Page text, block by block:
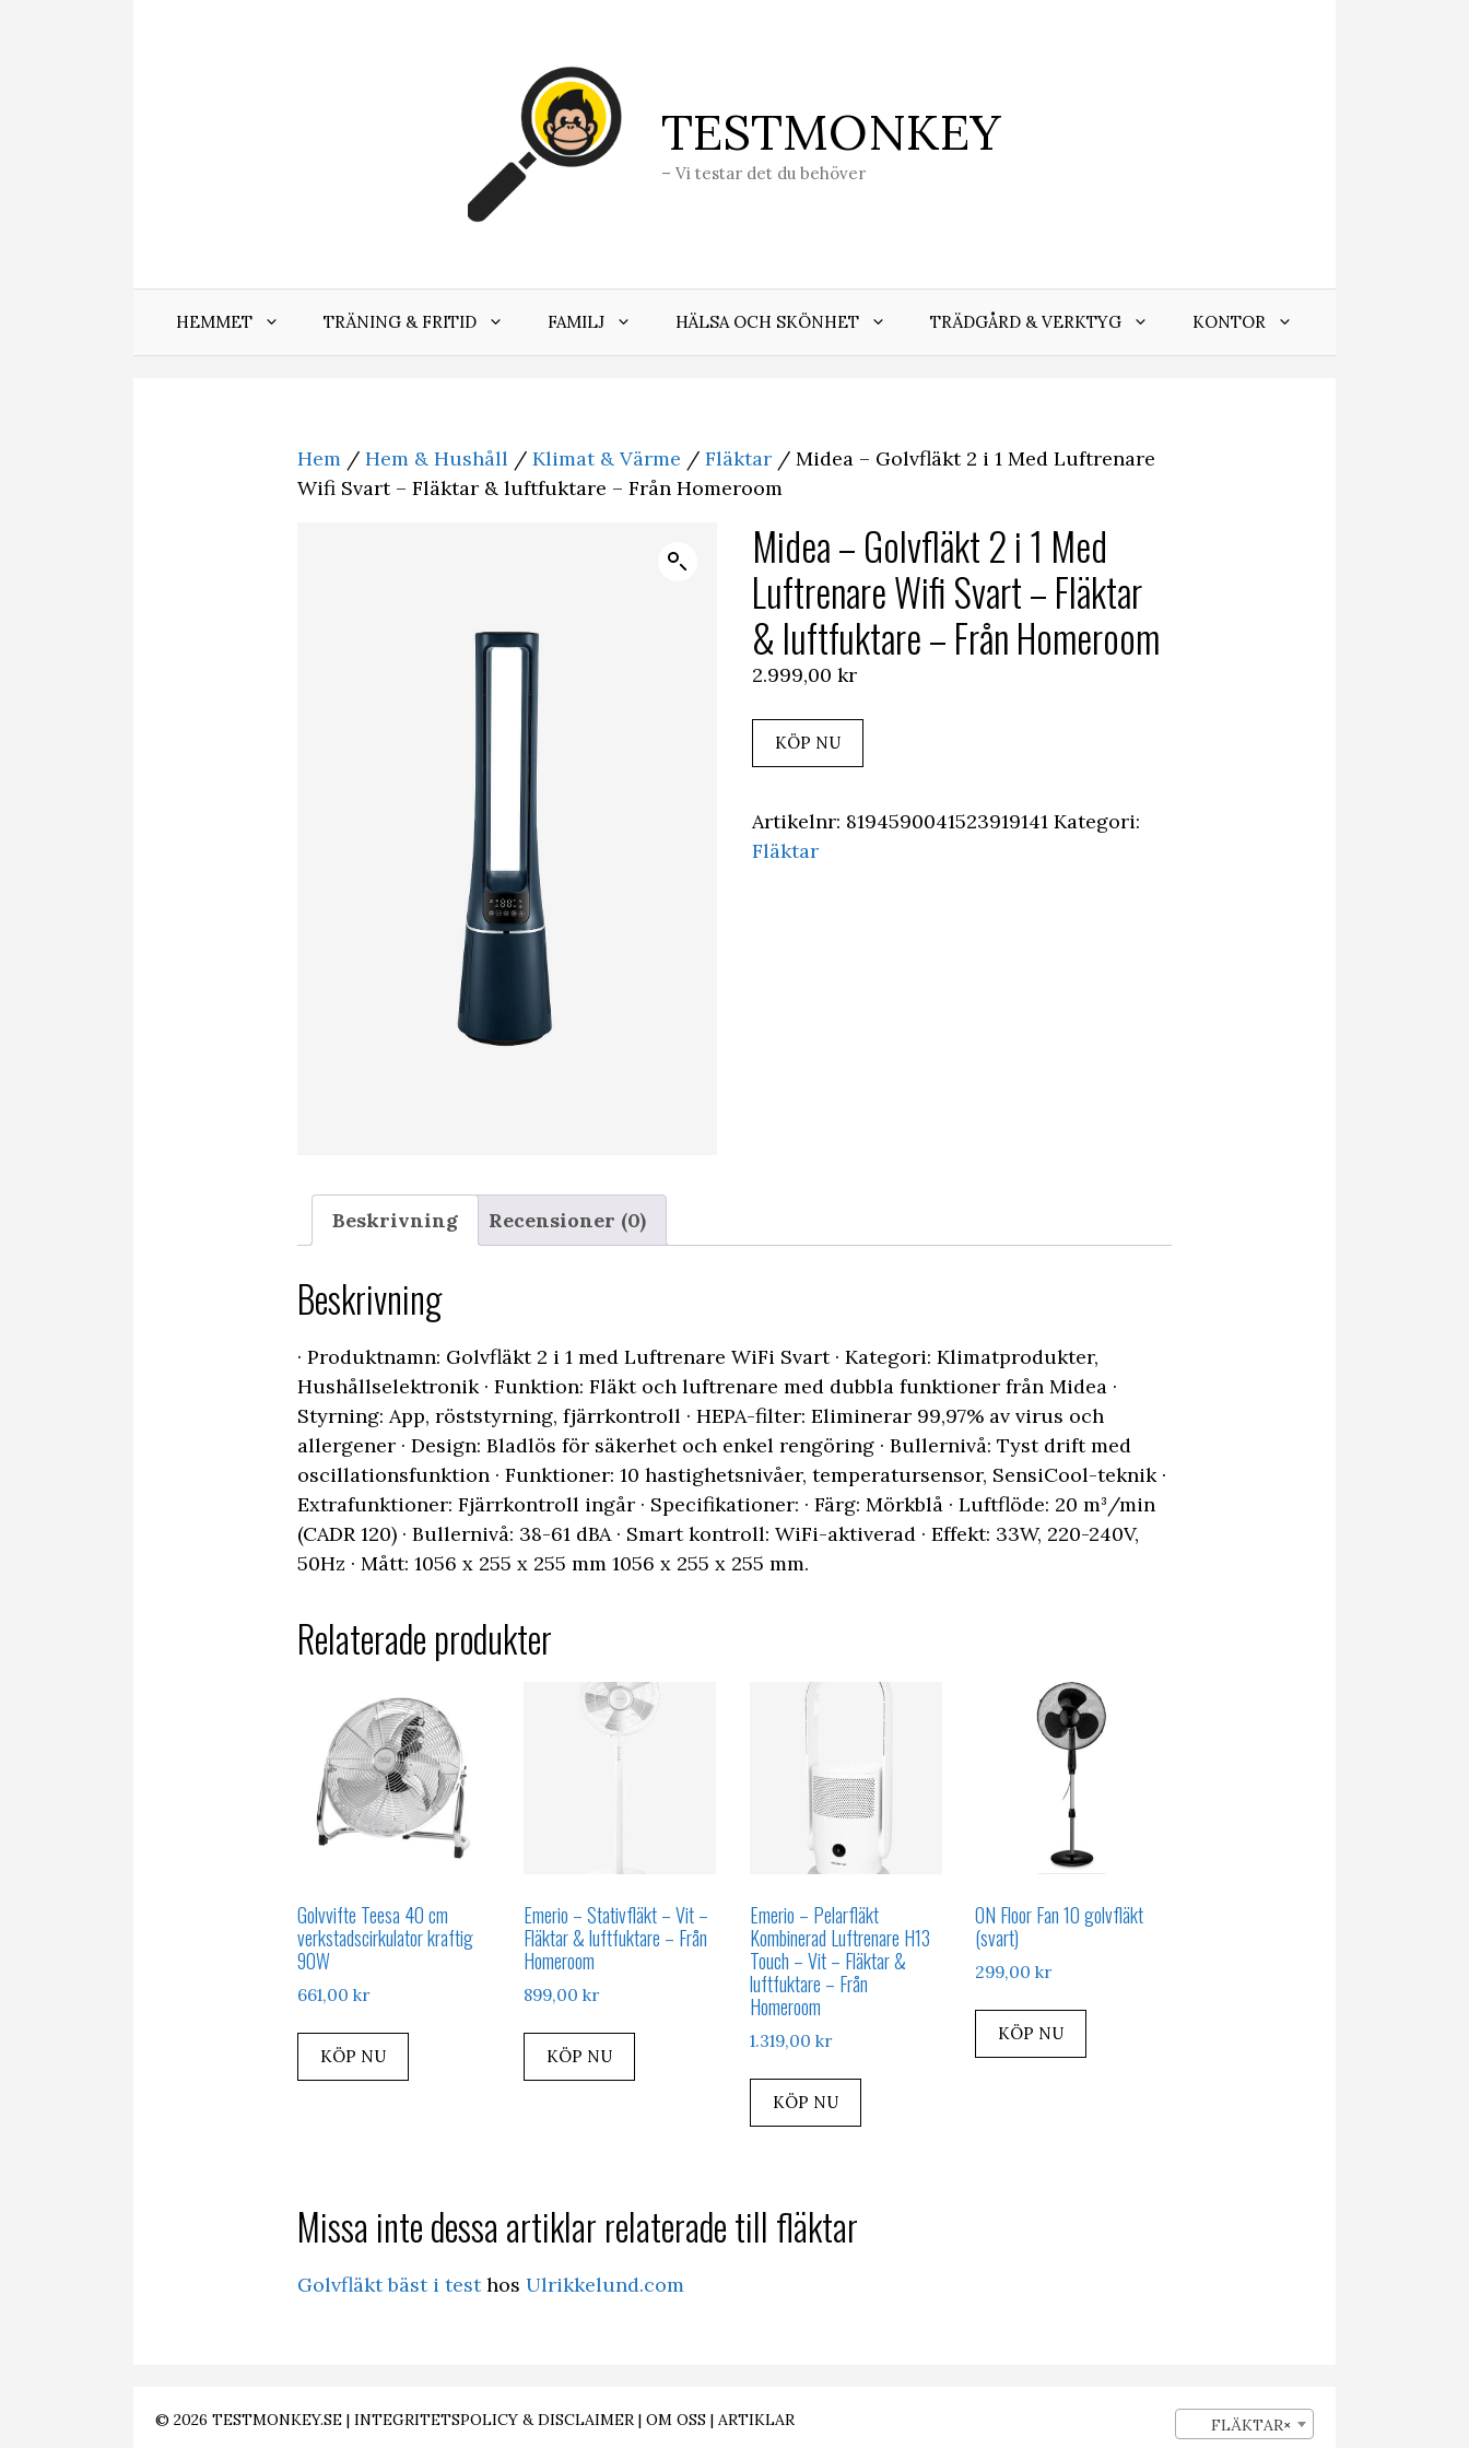
TESTMONKEY
– Vi testar det du behöver
HEMMET TRÄNING & FRITID FAMILJ HÄLSA OCH SKÖNHET TRÄDGÅRD & VERKTYG KONTOR
Hem / Hem & Hushåll / Klimat & Värme / Fläktar / Midea – Golvfläkt 2 i 1 Med Luftrenare
Wifi Svart – Fläktar & luftfuktare – Från Homeroom
Midea – Golvfläkt 2 i 1 Med
Luftrenare Wifi Svart – Fläktar
& luftfuktare – Från Homeroom
2.999,00 kr
KÖP NU
Artikelnr: 8194590041523919141 Kategori:
Fläktar
Beskrivning Recensioner (0)
Beskrivning
· Produktnamn: Golvfläkt 2 i 1 med Luftrenare WiFi Svart · Kategori: Klimatprodukter,
Hushållselektronik · Funktion: Fläkt och luftrenare med dubbla funktioner från Midea ·
Styrning: App, röststyrning, fjärrkontroll · HEPA-filter: Eliminerar 99,97% av virus och
allergener · Design: Bladlös för säkerhet och enkel rengöring · Bullernivå: Tyst drift med
oscillationsfunktion · Funktioner: 10 hastighetsnivåer, temperatursensor, SensiCool-teknik ·
Extrafunktioner: Fjärrkontroll ingår · Specifikationer: · Färg: Mörkblå · Luftflöde: 20 m³/min
(CADR 120) · Bullernivå: 38-61 dBA · Smart kontroll: WiFi-aktiverad · Effekt: 33W, 220-240V,
50Hz · Mått: 1056 x 255 x 255 mm 1056 x 255 x 255 mm.
Relaterade produkter
Golvvifte Teesa 40 cm
verkstadscirkulator kraftig
90W
661,00 kr
KÖP NU
Emerio – Stativfläkt – Vit –
Fläktar & luftfuktare – Från
Homeroom
899,00 kr
KÖP NU
Emerio – Pelarfläkt
Kombinerad Luftrenare H13
Touch – Vit – Fläktar &
luftfuktare – Från
Homeroom
1.319,00 kr
KÖP NU
ON Floor Fan 10 golvfläkt
(svart)
299,00kr
KÖP NU
Missa inte dessa artiklar relaterade till fläktar
Golvfläkt bäst i testhos Ulrikkelund.com
×
FLÄKTAR
© 2026 TESTMONKEY.SE | INTEGRITETSPOLICY & DISCLAIMER | OM OSS | ARTIKLAR